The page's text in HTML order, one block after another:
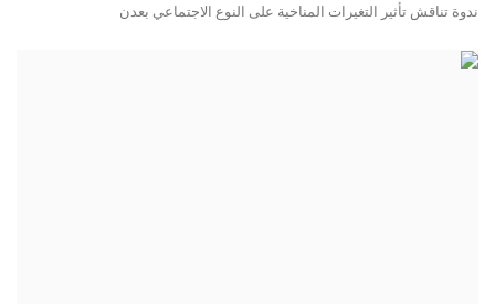
ندوة تناقش تأثير التغيرات المناخية على النوع الاجتماعي بعدن